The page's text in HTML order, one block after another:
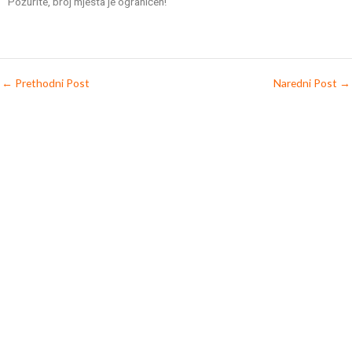
← Prethodni Post Naredni Post →